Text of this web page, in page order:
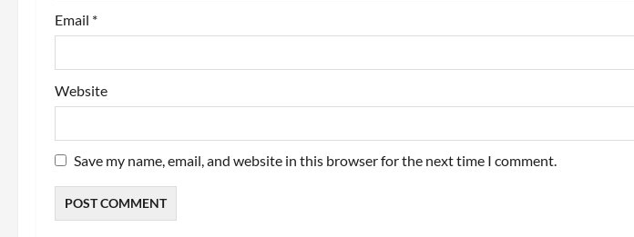
Email *
Website
Save my name, email, and website in this browser for the next time I comment.